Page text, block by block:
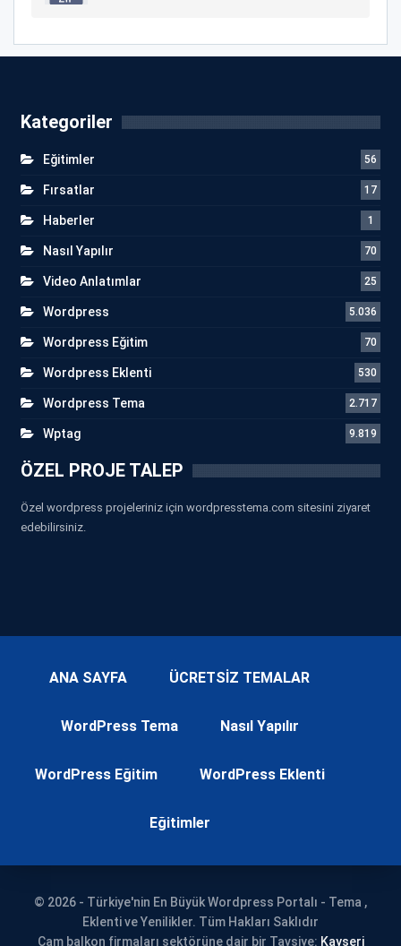
Kategoriler
Eğitimler 56
Fırsatlar 17
Haberler 1
Nasıl Yapılır 70
Video Anlatımlar 25
Wordpress 5.036
Wordpress Eğitim 70
Wordpress Eklenti 530
Wordpress Tema 2.717
Wptag 9.819
ÖZEL PROJE TALEP
Özel wordpress projeleriniz için wordpresstema.com sitesini ziyaret
edebilirsiniz.
ANA SAYFA ÜCRETSİZ TEMALAR
WordPress Tema Nasıl Yapılır
WordPress Eğitim WordPress Eklenti
Eğitimler
© 2026 - Türkiye'nin En Büyük Wordpress Portalı - Tema ,
Eklenti ve Yenilikler. Tüm Hakları Saklıdır
Cam balkon firmaları sektörüne dair bir Tavsiye: Kayseri